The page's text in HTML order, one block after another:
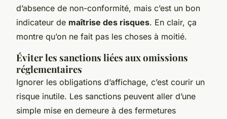
d’absence de non-conformité, mais c’est un bon
indicateur de maîtrise des risques. En clair, ça
montre qu’on ne fait pas les choses à moitié.
Éviter les sanctions liées aux omissions
réglementaires
Ignorer les obligations d’affichage, c’est courir un
risque inutile. Les sanctions peuvent aller d’une
simple mise en demeure à des fermetures